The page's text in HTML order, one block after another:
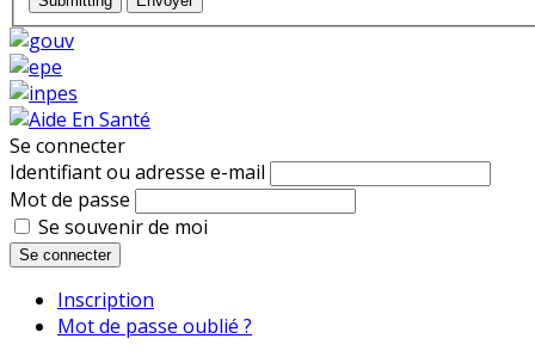
Se connecter
Identifiant ou adresse e-mail
Mot de passe
Se souvenir de moi
Se connecter
Inscription
Mot de passe oublié ?